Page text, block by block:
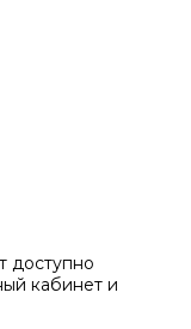
доступно
кабинет и